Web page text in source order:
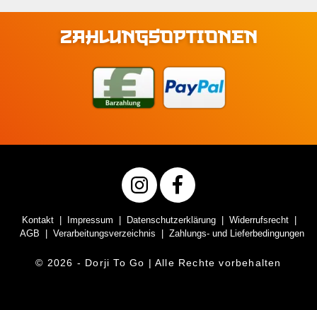
ZAHLUNGSOPTIONEN
Kontakt Impressum Datenschutzerklärung
Widerrufsrecht
AGB
Verarbeitungsverzeichnis Zahlungs- und Lieferbedingungen
© 2026 - Dorji To Go | Alle Rechte vorbehalten